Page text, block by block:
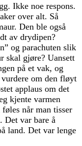
Ikke noe respons.
over alt. Så
Den ble også
av drydipen?
og parachuten slik
skal gjøre? Uansett
på et vak, og
om den fløyt
applaus om det
kjente varmen
når man tisser
var bare å
land. Det var lenge